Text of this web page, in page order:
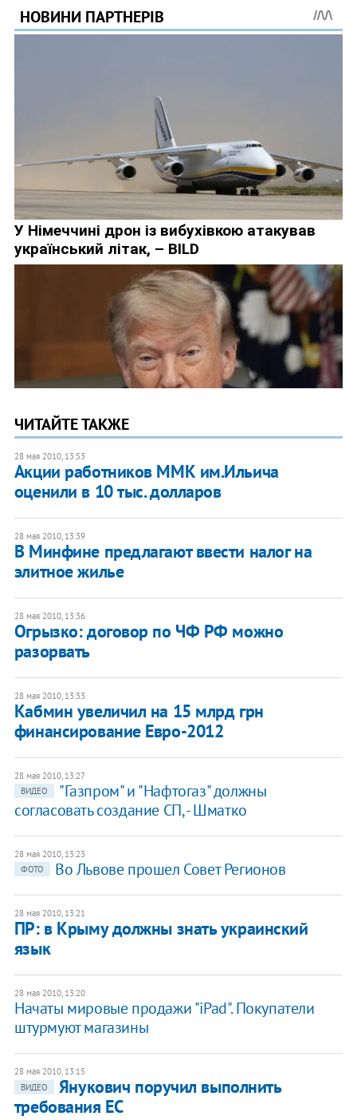
ЧИТАЙТЕ ТАКЖЕ
28 мая 2010, 13:53
Акции работников ММК им.Ильича
оценили в 10 тыс. долларов
28 мая 2010, 13:39
В Минфине предлагают ввести налог на
элитное жилье
28 мая 2010, 13:36
Огрызко: договор по ЧФ РФ можно
разорвать
28 мая 2010, 13:33
Кабмин увеличил на 15 млрд грн
финансирование Евро-2012
28 мая 2010, 13:27
ВИДЕО
"Газпром" и "Нафтогаз" должны
согласовать создание СП, - Шматко
28 мая 2010, 13:23
ФОТО
Во Львове прошел Совет Регионов
28 мая 2010, 13:21
ПР: в Крыму должны знать украинский
язык
28 мая 2010, 13:20
Начаты мировые продажи "iPad". Покупатели
штурмуют магазины
28 мая 2010, 13:15
ВИДЕО
Янукович поручил выполнить
требования ЕС